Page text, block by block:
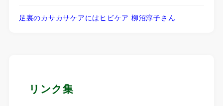
足裏のカサカサケアにはヒビケア 柳沼淳子さん
リンク集